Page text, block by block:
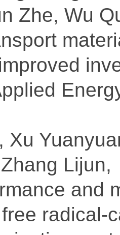
Zhe, Wu
Xu
and
radical-